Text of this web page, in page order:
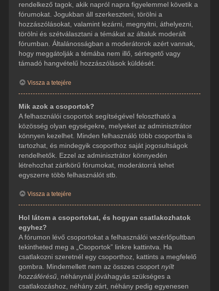
rendelkező tagok, akik napról napra figyelemmel követik a
fórumokat. Jogukban áll szerkeszteni, törölni a
hozzászólásokat, valamint lezárni, megnyitni, áthelyezni,
törölni és szétválasztani a témákat az általuk moderált
fórumban. Általánosságban a moderátorok azért vannak,
hogy meggátolják a témába nem illő, sértegető vagy
támadó hangvételű hozzászólások küldését.
Vissza a tetejére
Mik azok a csoportok?
A felhasználói csoportok segítségével felosztható a
közösség olyan egységekre, melyeket az adminisztrátor
könnyen kezelhet. Minden felhasználó több csoportba is
tartozhat, és mindegyik csoporthoz saját jogosultságok
rendelhetők. Ezzel az adminisztrátor könnyedén
létrehozhat zártkörű fórumokat, moderátorrá tehet
egyszerre több felhasználót stb.
Vissza a tetejére
Hol látom a csoportokat, és hogyan csatlakozhatok
egyhez?
A fórumon lévő csoportokat a felhasználói vezérlőpultban
tekintheted meg a „Csoportok” linkre kattintva. Ha
csatlakozni szeretnél egy csoporthoz, kattints a megfelelő
gombra. Mindemellett nem az összes csoport nyílt
hozzáférésű, néhánynál jóváhagyás szükséges a
csatlakozáshoz, néhány zárt, néhány pedig egyenesen